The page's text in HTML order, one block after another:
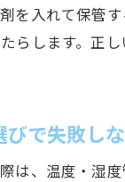
を入れて保管
らします。正
びで失敗し
は、温度・湿